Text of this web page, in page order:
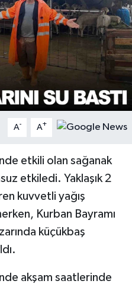
A- A+
etkili olan sağanak
etkiledi. Yaklaşık 2
kuvvetli yağış
Kurban Bayramı
küçükbaş
akşam saatlerinde